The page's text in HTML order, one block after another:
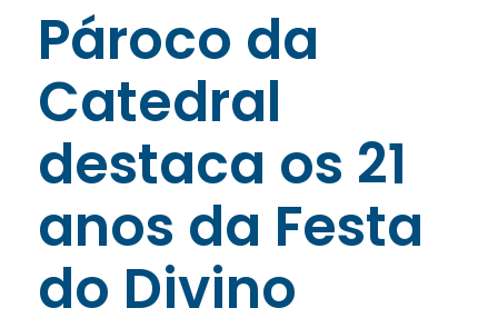
Pároco da
Catedral
destaca os 21
anos da Festa
do Divino